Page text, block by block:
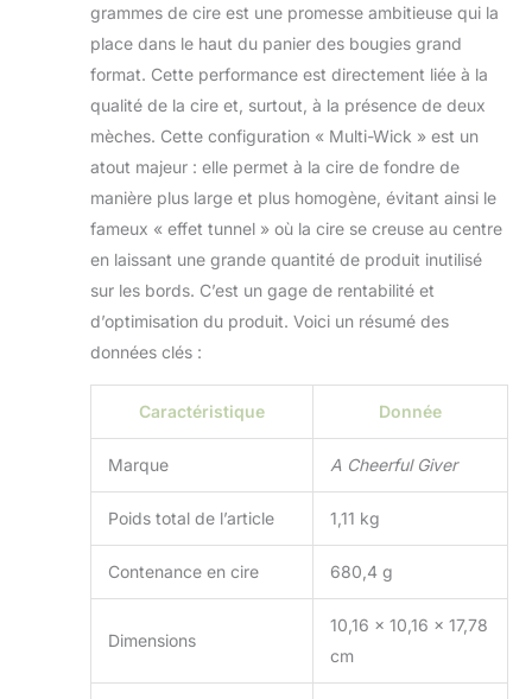
de produits
innovants et de
abordable. Nous
faisons tout notre
possible pour
l'excellence et
sommes fiers de
redonner à la
communauté.
grammes de cire est une promesse ambitieuse qui la
place dans le haut du panier des bougies grand
format. Cette performance est directement liée à la
qualité de la cire et, surtout, à la présence de deux
mèches. Cette configuration « Multi-Wick » est un
atout majeur : elle permet à la cire de fondre de
manière plus large et plus homogène, évitant ainsi le
fameux « effet tunnel » où la cire se creuse au centre
en laissant une grande quantité de produit inutilisé
sur les bords. C’est un gage de rentabilité et
d’optimisation du produit. Voici un résumé des
données clés :
Caractéristique Donnée
Marque A Cheerful Giver
Poids total de l’article 1,11 kg
Contenance en cire 680,4 g
Dimensions
10,16 x 10,16 x 17,78
cm